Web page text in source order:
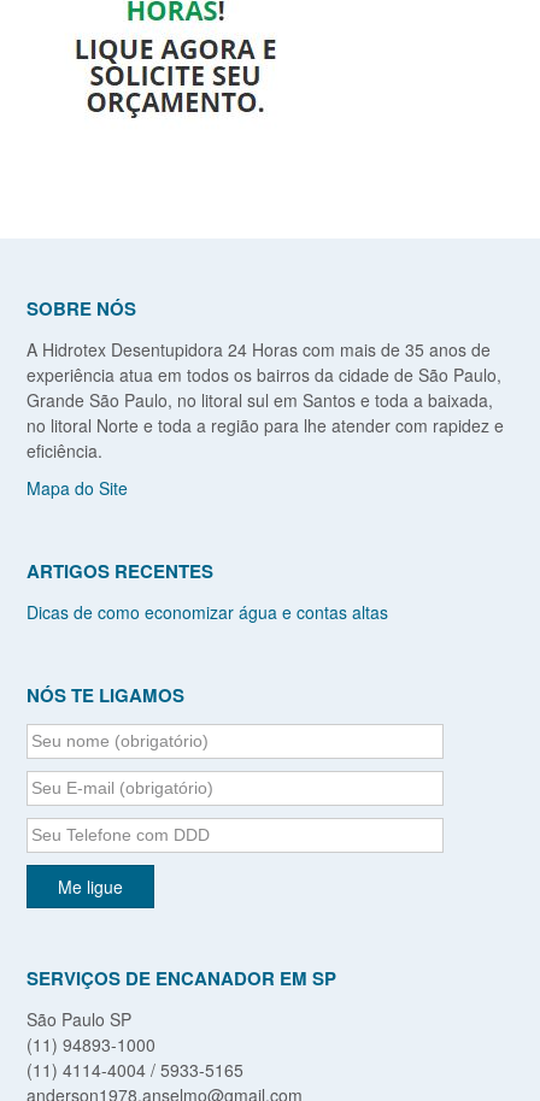
SOBRE NÓS
A Hidrotex Desentupidora 24 Horas com mais de 35 anos de
experiência atua em todos os bairros da cidade de São Paulo,
Grande São Paulo, no litoral sul em Santos e toda a baixada,
no litoral Norte e toda a região para lhe atender com rapidez e
eficiência.
Mapa do Site
ARTIGOS RECENTES
Dicas de como economizar água e contas altas
NÓS TE LIGAMOS
SERVIÇOS DE ENCANADOR EM SP
São Paulo SP
(11) 94893-1000
(11) 4114-4004 / 5933-5165
anderson1978.anselmo@gmail.com